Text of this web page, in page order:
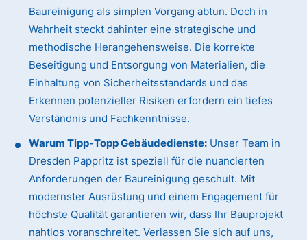
Baureinigung als simplen Vorgang abtun. Doch in
Wahrheit steckt dahinter eine strategische und
methodische Herangehensweise. Die korrekte
Beseitigung und Entsorgung von Materialien, die
Einhaltung von Sicherheitsstandards und das
Erkennen potenzieller Risiken erfordern ein tiefes
Verständnis und Fachkenntnisse.
Warum Tipp-Topp Gebäudedienste: Unser Team in
Dresden Pappritz ist speziell für die nuancierten
Anforderungen der Baureinigung geschult. Mit
modernster Ausrüstung und einem Engagement für
höchste Qualität garantieren wir, dass Ihr Bauprojekt
nahtlos voranschreitet. Verlassen Sie sich auf uns,